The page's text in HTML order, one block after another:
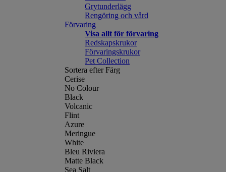
Grytunderlägg
Rengöring och vård
Förvaring
Visa allt för förvaring
Redskapskrukor
Förvaringskrukor
Pet Collection
Sortera efter Färg
Cerise
No Colour
Black
Volcanic
Flint
Azure
Meringue
White
Bleu Riviera
Matte Black
Sea Salt